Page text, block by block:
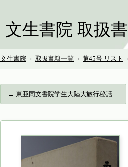
文生書院 取扱
文生書院 › 取扱書籍一覧 › 第45号 リスト ›
← 東亜同文書院学生大陸大旅行秘話…